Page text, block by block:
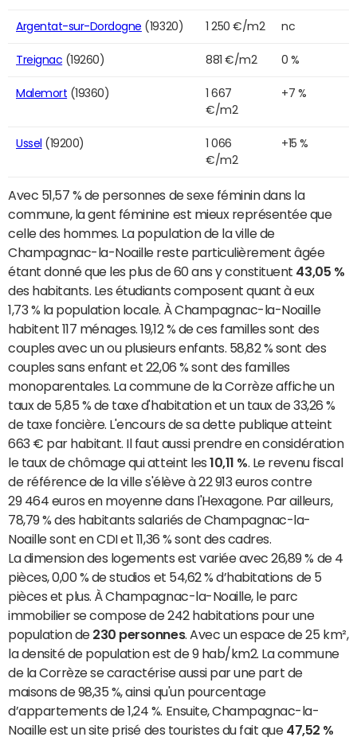
Argentat-sur-Dordogne (19320) 1 250 €/m2 nc
Treignac (19260) 881 €/m2 0 %
Malemort (19360)
1 667
€/m2
+7 %
Ussel (19200)
1 066
€/m2
+15 %
Avec 51,57 % de personnes de sexe féminin dans la
commune, la gent féminine est mieux représentée que
celle des hommes. La population de la ville de
Champagnac-la-Noaille reste particulièrement âgée
étant donné que les plus de 60 ans y constituent 43,05 %
des habitants. Les étudiants composent quant à eux
1,73 % la population locale. À Champagnac-la-Noaille
habitent 117 ménages. 19,12 % de ces familles sont des
couples avec un ou plusieurs enfants. 58,82 % sont des
couples sans enfant et 22,06 % sont des familles
monoparentales. La commune de la Corrèze affiche un
taux de 5,85 % de taxe d'habitation et un taux de 33,26 %
de taxe foncière. L'encours de sa dette publique atteint
663 € par habitant. Il faut aussi prendre en considération
le taux de chômage qui atteint les10,11 % . Le revenu fiscal
de référence de la ville s'élève à 22 913 euros contre
29 464 euros en moyenne dans l'Hexagone. Par ailleurs,
78,79 % des habitants salariés de Champagnac-la-
Noaille sont en CDI et 11,36 % sont des cadres.
La dimension des logements est variée avec 26,89 % de 4
pièces, 0,00 % de studios et 54,62 % d’habitations de 5
pièces et plus. À Champagnac-la-Noaille, le parc
immobilier se compose de 242 habitations pour une
population de 230 personnes. Avec un espace de 25 km²,
la densité de population est de 9 hab/km2. La commune
de la Corrèze se caractérise aussi par une part de
maisons de 98,35 %, ainsi qu'un pourcentage
d’appartements de 1,24 %. Ensuite, Champagnac-la-
Noaille est un site prisé des touristes du fait que 47,52 %